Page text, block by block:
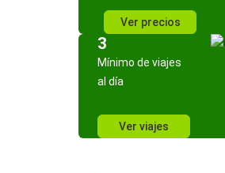
Ver precios
3
Mínimo de viajes
al día
Ver viajes